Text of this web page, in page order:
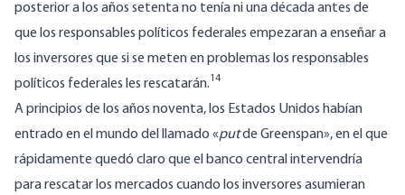
posterior a los años setenta no tenía ni una década antes de
que los responsables políticos federales empezaran a enseñar a
los inversores que si se meten en problemas los responsables
políticos federales les rescatarán.14
A principios de los años noventa, los Estados Unidos habían
entrado en el mundo del llamado «putde Greenspan», en el que
rápidamente quedó claro que el banco central intervendría
para rescatar los mercados cuando los inversores asumieran